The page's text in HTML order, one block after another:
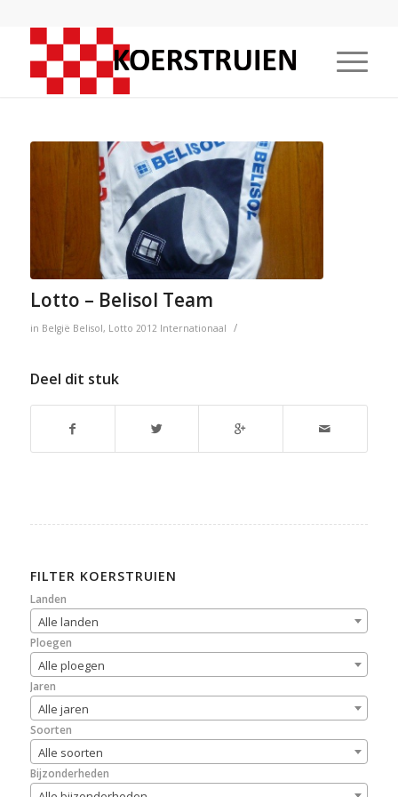
Lotto – Belisol Team
in België Belisol, Lotto 2012 Internationaal /
Deel dit stuk
FILTER KOERSTRUIEN
Landen
Alle landen
Ploegen
Alle ploegen
Jaren
Alle jaren
Soorten
Alle soorten
Bijzonderheden